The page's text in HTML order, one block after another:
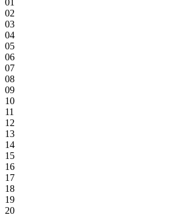
01
02
03
04
05
06
07
08
09
10
11
12
13
14
15
16
17
18
19
20